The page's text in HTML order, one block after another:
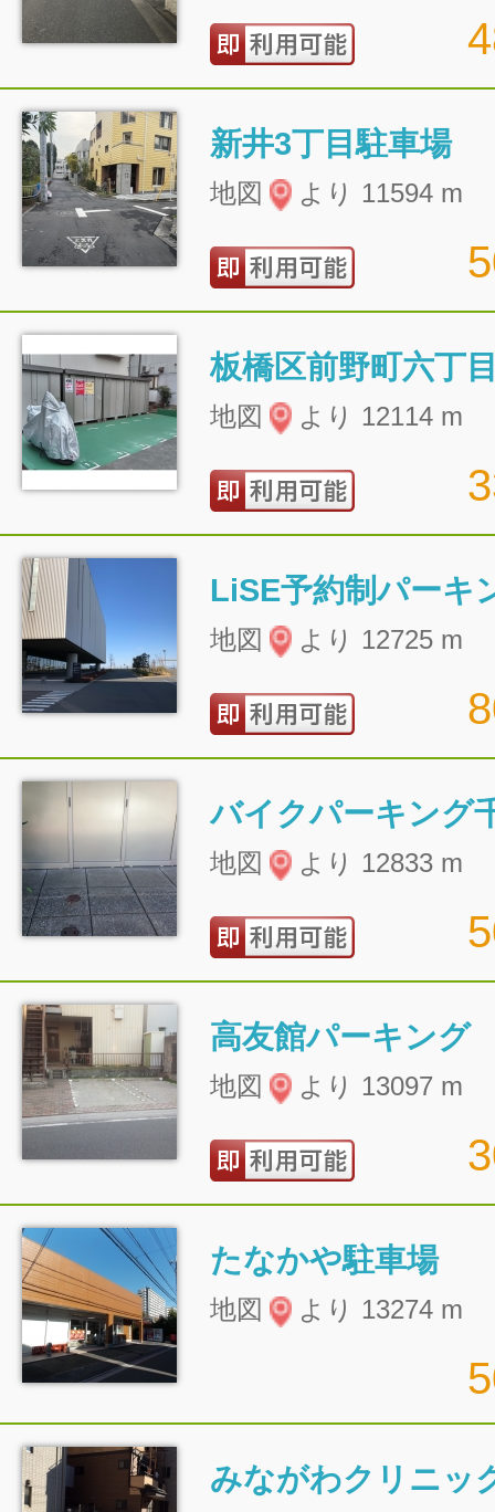
新井3丁目駐車場
地図 より 11594 m
地図 より 12114 m
LiSE予約制パーキ
地図 より 12725 m
バイクパーキング
地図 より 12833 m
高友館パーキング
地図 より 13097 m
たなかや駐車場
地図 より 13274 m
みながわクリニッ